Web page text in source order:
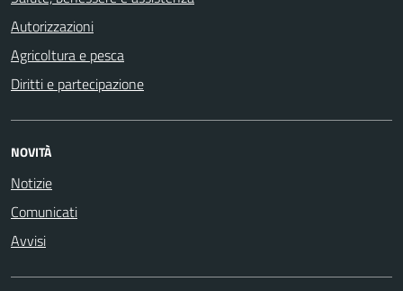
Autorizzazioni
Agricoltura e pesca
Diritti e partecipazione
NOVITÀ
Notizie
Comunicati
Avvisi